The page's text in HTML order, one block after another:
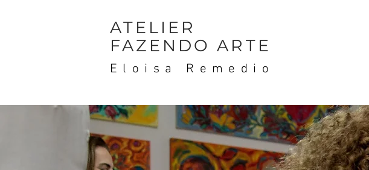
ATELIER
FAZENDO ARTE
Eloisa Remedio